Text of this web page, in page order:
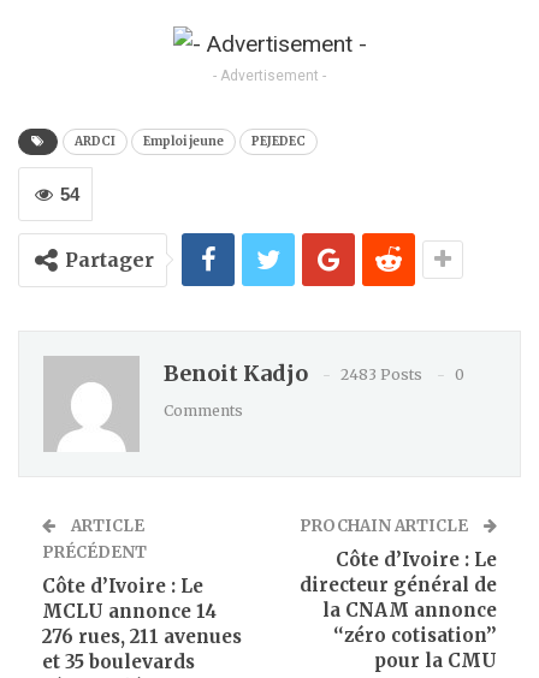
- Advertisement -
ARDCI Emploi jeune PEJEDEC
54
Partager
Benoit Kadjo 2483 Posts
0
Comments
ARTICLE
PRÉCÉDENT
Côte d’Ivoire : Le
MCLU annonce 14
276 rues, 211 avenues
et 35 boulevards
PROCHAIN ARTICLE
Côte d’Ivoire : Le
directeur général de
la CNAM annonce
‘‘zéro cotisation’’
pour la CMU